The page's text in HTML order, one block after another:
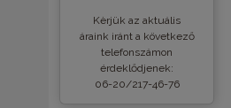
Kèrjük az aktuális
áraink iránt a következő
telefonszámon
érdeklődjenek:
06-20/217-46-76